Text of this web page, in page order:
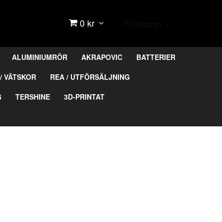
0 kr
ALUMINIUMRÖR AKRAPOVIC
BATTERIER
VÄTSKOR
REA / UTFÖRSÄLJNING
TERSHINE
3D-PRINTAT